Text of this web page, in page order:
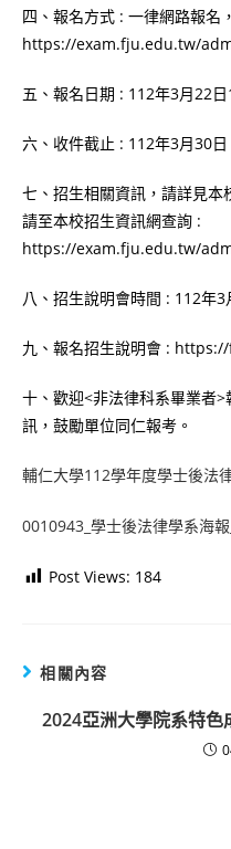
四、報名方式 : 一律網路報名
https://exam.fju.edu.tw/
五、報名日期 : 112年3月22
六、收件截止 : 112年3月30日
七、招生相關資訊，請詳見本
請至本校招生資訊網查詢 :
https://exam.fju.edu.tw/
八、招生說明會時間 : 112年3
九、報名招生說明會 :
十、歡迎<非法律科系畢業者
訊，鼓勵單位同仁報考。
輔仁大學112學年度學士後法
0010943_學士後法律學系海
Post Views: 184
相關內容
2024亞洲大學院系特